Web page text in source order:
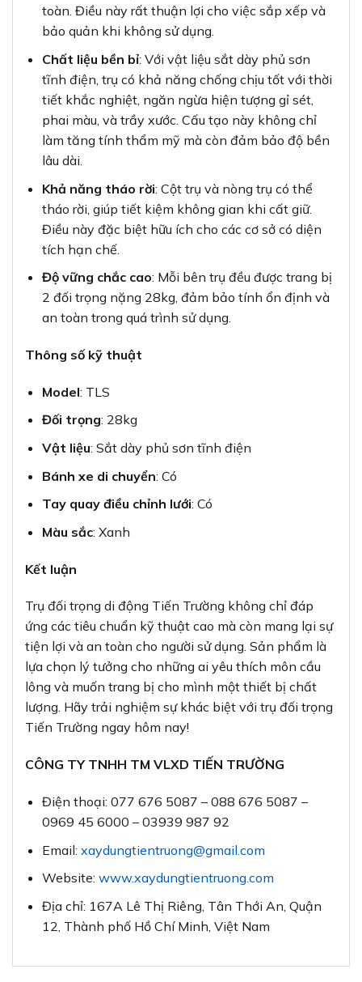
toàn. Điều này rất thuận lợi cho việc sắp xếp và
bảo quản khi không sử dụng.
Chất liệu bền bỉ: Với vật liệu sắt dày phủ sơn
tĩnh điện, trụ có khả năng chống chịu tốt với thời
tiết khắc nghiệt, ngăn ngừa hiện tượng gỉ sét,
phai màu, và trầy xước. Cấu tạo này không chỉ
làm tăng tính thẩm mỹ mà còn đảm bảo độ bền
lâu dài.
Khả năng tháo rời: Cột trụ và nòng trụ có thể
tháo rời, giúp tiết kiệm không gian khi cất giữ.
Điều này đặc biệt hữu ích cho các cơ sở có diện
tích hạn chế.
Độ vững chắc cao: Mỗi bên trụ đều được trang bị
2 đối trọng nặng 28kg, đảm bảo tính ổn định và
an toàn trong quá trình sử dụng.
Thông số kỹ thuật
Model: TLS
Đối trọng: 28kg
Vật liệu: Sắt dày phủ sơn tĩnh điện
Bánh xe di chuyển: Có
Tay quay điều chỉnh lưới: Có
Màu sắc: Xanh
Kết luận
Trụ đối trọng di động Tiến Trường không chỉ đáp
ứng các tiêu chuẩn kỹ thuật cao mà còn mang lại sự
tiện lợi và an toàn cho người sử dụng. Sản phẩm là
lựa chọn lý tưởng cho những ai yêu thích môn cầu
lông và muốn trang bị cho mình một thiết bị chất
lượng. Hãy trải nghiệm sự khác biệt với trụ đối trọng
Tiến Trường ngay hôm nay!
CÔNG TY TNHH TM VLXD TIẾN TRƯỜNG
Điện thoại: 077 676 5087 – 088 676 5087 –
0969 45 6000 – 03939 987 92
Email: xaydungtientruong@gmail.com
Website: www.xaydungtientruong.com
Địa chỉ: 167A Lê Thị Riêng, Tân Thới An, Quận
12, Thành phố Hồ Chí Minh, Việt Nam